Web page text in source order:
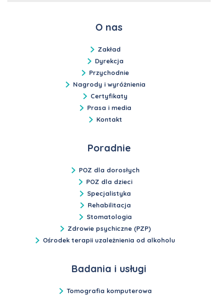
O nas
Zakład
Dyrekcja
Przychodnie
Nagrody i wyróżnienia
Certyfikaty
Prasa i media
Kontakt
Poradnie
POZ dla dorosłych
POZ dla dzieci
Specjalistyka
Rehabilitacja
Stomatologia
Zdrowie psychiczne (PZP)
Ośrodek terapii uzależnienia od alkoholu
Badania i usługi
Tomografia komputerowa